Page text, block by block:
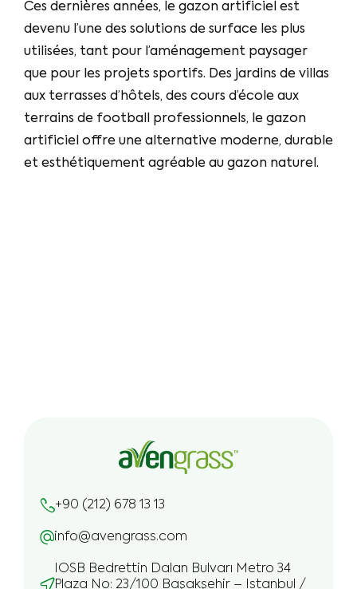
Ces dernières années, le gazon artificiel est
devenu l’une des solutions de surface les plus
utilisées, tant pour l’aménagement paysager
que pour les projets sportifs. Des jardins de villas
aux terrasses d’hôtels, des cours d’école aux
terrains de football professionnels, le gazon
artificiel offre une alternative moderne, durable
et esthétiquement agréable au gazon naturel.
+90 (212) 678 13 13
info@avengrass.com
IOSB Bedrettin Dalan Bulvarı Metro 34
Plaza No: 23/100 Başakşehir – Istanbul /